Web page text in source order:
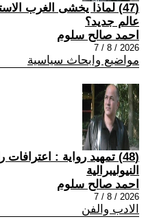
(47) لماذا يخشى الغرب
عالم جديد؟
احمد صالح سلوم
2026 / 8 / 7
مواضيع وابحاث سياسية
(48) تمهيد رواية :
النيوليبرالية
احمد صالح سلوم
2026 / 8 / 7
الادب والفن